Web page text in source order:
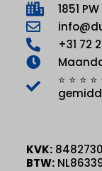
1851
+31 72
⭐ ⭐ ⭐
KVK:
BTW: